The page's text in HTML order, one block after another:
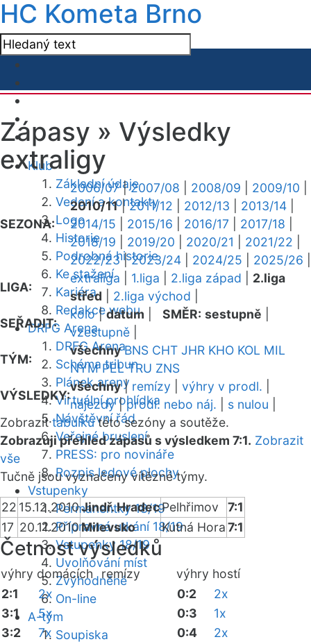
HC Kometa Brno
Klub
Základní údaje
Vedení a kontakty
Logo
Historie
Podrobná historie
Ke stažení
Kariéra
Redakce webu
DRFG Arena
DRFG Arena
Schéma tribun
Plánek areny
Virtuální prohlídka
Návštěvní řád
Veřejné bruslení
PRESS: pro novináře
Rozpis ledové plochy
Vstupenky
Permanentky 18/19
Přípravná utkání 18/19
Vstupenky 18/19
Uvolňování míst
Zvýhodněné
On-line
A-tým
Soupiska
Zápasy » Výsledky
extraligy
SEZONA:
2006/07|2007/08 2008/09 2009/10
2010/11|2011/12 2012/13 2013/14
2014/15
2015/16 2016/17 2017/18
2018/19
2019/20 2020/21 2021/22
2022/23|2023/24 2024/25 2025/26
LIGA:
extraliga 1.liga 2.liga západ
2.liga
střed
2.liga východ
SEŘADIT:
kolo|datum SMĚR: sestupně
vzestupně
TÝM:
všechny BNS CHT JHR KHO KOL MIL
NYM PEL TRU ZNS
VÝSLEDKY:
všechny| remízy výhry v prodl.
nájezdy|prodl. nebo náj. s nulou
Zobrazittabulkutéto sezóny a soutěže.
Zobrazuji přehled zápasů s výsledkem 7:1. Zobrazit
vše
Tučně jsou vyznačeny vítězné týmy.
22 15.12.2010Jindř. HradecPelhřimov
7:1
17 20.11.2010Milevsko Kutná Hora7:1
Četnost výsledků
výhry domácích remízy výhry hostí
2:1
2x
3:1
5x
3:2
7x
0:2
2x
0:3
1x
0:4
2x